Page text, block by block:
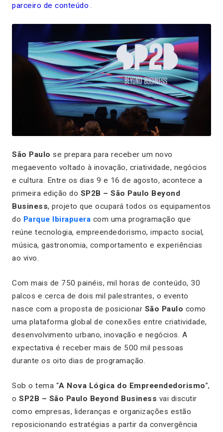
parceiro de conteúdo .
São Paulo se prepara para receber um novo
megaevento voltado à inovação, criatividade, negócios
e cultura. Entre os dias 9 e 16 de agosto, acontece a
primeira edição do SP2B – São Paulo Beyond
Business, projeto que ocupará todos os equipamentos
do Parque Ibirapuera com uma programação que
reúne tecnologia, empreendedorismo, impacto social,
música, gastronomia, comportamento e experiências
ao vivo.
Com mais de 750 painéis, mil horas de conteúdo, 30
palcos e cerca de dois mil palestrantes, o evento
nasce com a proposta de posicionar São Paulo como
uma plataforma global de conexões entre criatividade,
desenvolvimento urbano, inovação e negócios. A
expectativa é receber mais de 500 mil pessoas
durante os oito dias de programação.
Sob o tema “A Nova Lógica do Empreendedorismo”,
o SP2B – São Paulo Beyond Business vai discutir
como empresas, lideranças e organizações estão
reposicionando estratégias a partir da convergência